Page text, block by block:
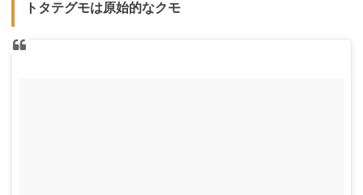
トタテグモは原始的なクモ